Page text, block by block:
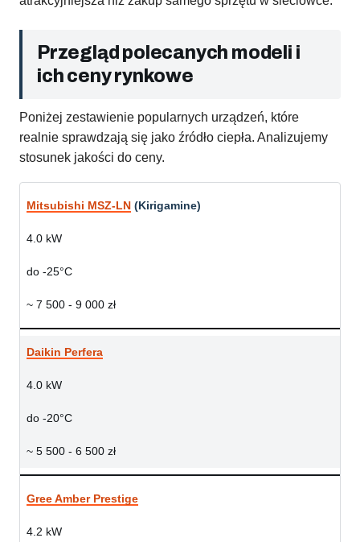
Przegląd polecanych modeli i
ich ceny rynkowe
Poniżej zestawienie popularnych urządzeń, które
realnie sprawdzają się jako źródło ciepła. Analizujemy
stosunek jakości do ceny.
Mitsubishi MSZ-LN (Kirigamine)
4.0 kW
do -25°C
~ 7 500 - 9 000 zł
Daikin Perfera
4.0 kW
do -20°C
~ 5 500 - 6 500 zł
Gree Amber Prestige
4.2 kW